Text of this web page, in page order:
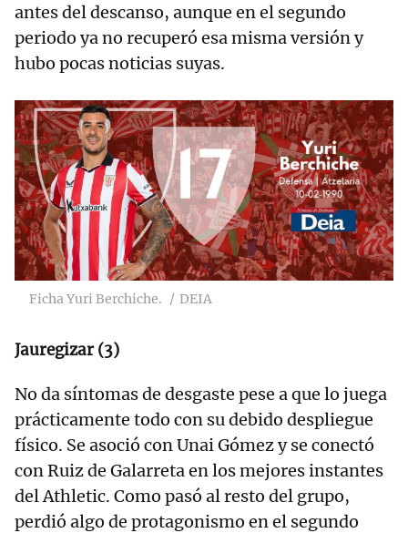
antes del descanso, aunque en el segundo
periodo ya no recuperó esa misma versión y
hubo pocas noticias suyas.
Ficha Yuri Berchiche. DEIA
Jauregizar (3)
No da síntomas de desgaste pese a que lo juega
prácticamente todo con su debido despliegue
físico. Se asoció con Unai Gómez y se conectó
con Ruiz de Galarreta en los mejores instantes
del Athletic. Como pasó al resto del grupo,
perdió algo de protagonismo en el segundo